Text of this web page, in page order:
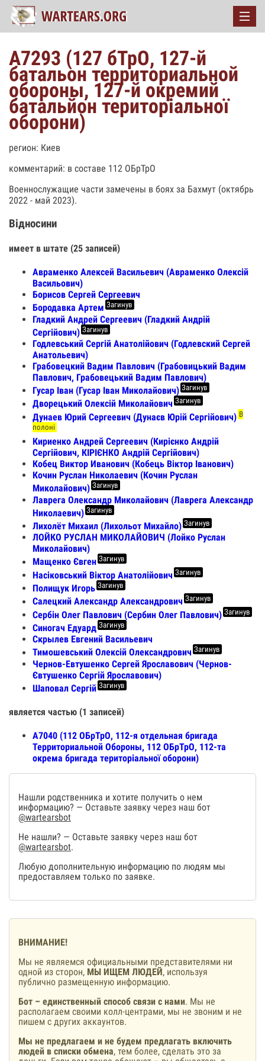
А7293 (127 бТрО, 127-й
батальон территориальной
обороны, 127-й окремий
батальйон територіальної
оборони)
регион: Киев
комментарий: в составе 112 ОБрТрО
Военнослужащие части замечены в боях за Бахмут (октябрь
2022 - май 2023).
Відносини
имеет в штате (25 записей)
Авраменко Алексей Васильевич (Авраменко Олексій
Васильович)
Борисов Сергей Сергеевич
Бородавка Артем Загинув
Гладкий Андрей Сергеевич (Гладкий Андрій
Сергійович) Загинув
Годлевський Сергій Анатолійович (Годлевский Сергей
Анатольевич)
Грабовецкий Вадим Павлович (Грабовицький Вадим
Павлович, Грабовецький Вадим Павлович)
Гусар Іван (Гусар Іван Миколайович) Загинув
Дворецький Олексій Миколайович Загинув
Дунаев Юрий Сергеевич (Дунаєв Юрій Сергійович) В
полоні
Кириенко Андрей Сергеевич (Кирієнко Андрій
Сергійович, КІРІЄНКО Андрій Сергійович)
Кобец Виктор Иванович (Кобець Віктор Іванович)
Кочин Руслан Николаевич (Кочин Руслан
Миколайович) Загинув
Лаврега Олександр Миколайович (Лаврега Александр
Николаевич) Загинув
Лихолёт Михаил (Лихольот Михайло) Загинув
ЛОЙКО РУСЛАН МИКОЛАЙОВИЧ (Лойко Руслан
Миколайович)
Мащенко Євген Загинув
Насіковський Віктор Анатолійович Загинув
Полищук Игорь Загинув
Салецкий Александр Александрович Загинув
Сербін Олег Павлович (Сербин Олег Павлович) Загинув
Синогач Едуард Загинув
Скрылев Евгений Васильевич
Тимошевський Олексій Олександрович Загинув
Чернов-Евтушенко Сергей Ярославович (Чернов-
Євтушенко Сергій Ярославович)
Шаповал Сергій Загинув
является частью (1 записей)
А7040 (112 ОБрТрО, 112-я отдельная бригада
Территориальной Обороны, 112 ОБрТрО, 112-та
окрема бригада територіальної оборони)
Нашли родственника и хотите получить о нем
информацию? — Оставьте заявку через наш бот
@wartearsbot
Не нашли? — Оставьте заявку через наш бот
@wartearsbot.
Любую дополнительную информацию по людям мы
предоставляем только по заявке.
ВНИМАНИЕ!
Мы не являемся официальными представителями ни
одной из сторон, МЫ ИЩЕМ ЛЮДЕЙ, используя
публично размещенную информацию.
Бот – единственный способ связи с нами. Мы не
располагаем своими колл-центрами, мы не звоним и не
пишем с других аккаунтов.
Мы не предлагаем и не будем предлагать включить
людей в списки обмена, тем более, сделать это за